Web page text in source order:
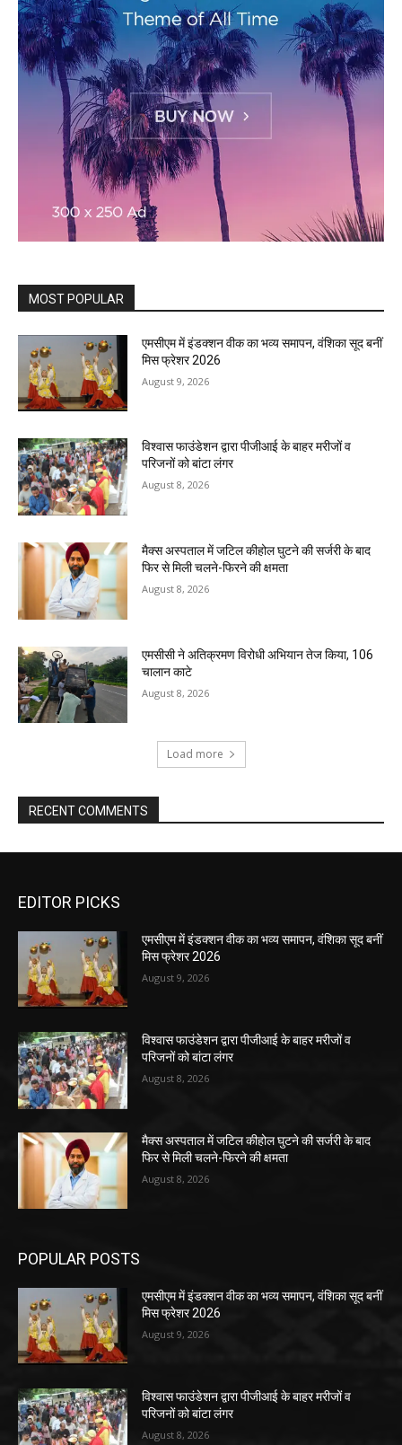
MOST POPULAR
एमसीएम में इंडक्शन वीक का भव्य समापन, वंशिका सूद बनीं
मिस फ्रेशर 2026
August 9, 2026
विश्वास फाउंडेशन द्वारा पीजीआई के बाहर मरीजों व
परिजनों को बांटा लंगर
August 8, 2026
मैक्स अस्पताल में जटिल कीहोल घुटने की सर्जरी के बाद
फिर से मिली चलने-फिरने की क्षमता
August 8, 2026
एमसीसी ने अतिक्रमण विरोधी अभियान तेज किया, 106
चालान काटे
August 8, 2026
Load more
RECENT COMMENTS
EDITOR PICKS
एमसीएम में इंडक्शन वीक का भव्य समापन, वंशिका सूद बनीं
मिस फ्रेशर 2026
August 9, 2026
विश्वास फाउंडेशन द्वारा पीजीआई के बाहर मरीजों व
परिजनों को बांटा लंगर
August 8, 2026
मैक्स अस्पताल में जटिल कीहोल घुटने की सर्जरी के बाद
फिर से मिली चलने-फिरने की क्षमता
August 8, 2026
POPULAR POSTS
एमसीएम में इंडक्शन वीक का भव्य समापन, वंशिका सूद बनीं
मिस फ्रेशर 2026
August 9, 2026
विश्वास फाउंडेशन द्वारा पीजीआई के बाहर मरीजों व
परिजनों को बांटा लंगर
August 8, 2026